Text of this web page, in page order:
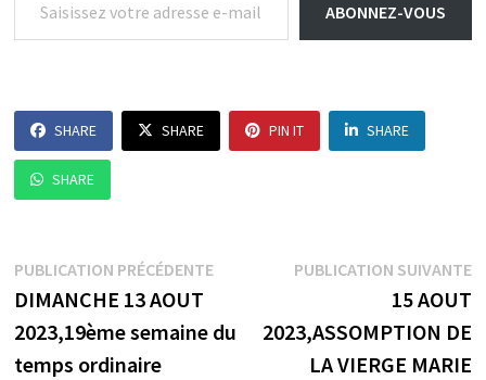
ABONNEZ-VOUS
SHARE SHARE PIN IT SHARE
SHARE
Navigation
de
l’article
PUBLICATION PRÉCÉDENTEPublication
DIMANCHE 13 AOUT
2023,19ème semaine du
temps ordinaire
PUBLICATION SUIVANTE
15 AOUT
2023,ASSOMPTION DE
LA VIERGE MARIE